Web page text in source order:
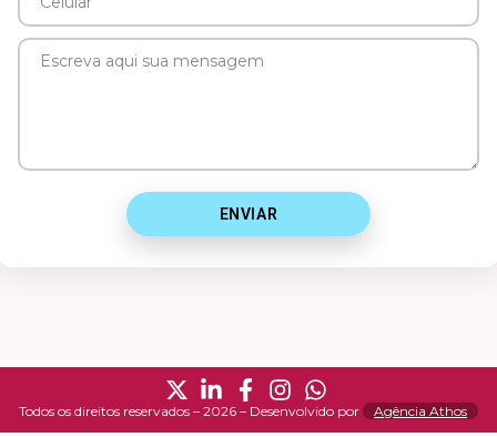
Celular
ENVIAR
Todos os direitos reservados – 2026 – Desenvolvido por Agência Athos